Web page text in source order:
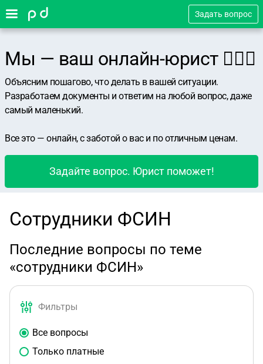
Задать вопрос
Мы — ваш онлайн-юрист 👨🏻‍⚖️
Объясним пошагово, что делать в вашей ситуации.
Разработаем документы и ответим на любой вопрос, даже
самый маленький.
Все это — онлайн, с заботой о вас и по отличным ценам.
Задайте вопрос. Юрист поможет!
Сотрудники ФСИН
Последние вопросы по теме
«сотрудники ФСИН»
Фильтры
Все вопросы
Только платные